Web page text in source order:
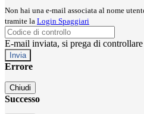
Non hai una e-mail associata al nome
tramite la Login Spaggiari
E-mail inviata, si prega di
Errore
Chiudi
Successo